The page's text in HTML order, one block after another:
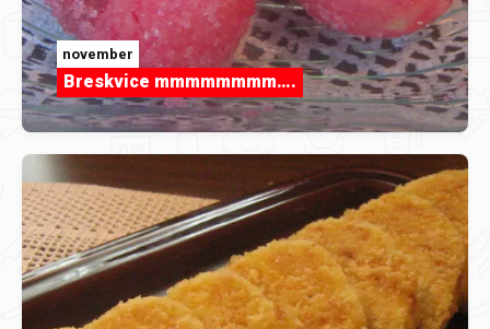
november
Breskvice mmmmmmmm….